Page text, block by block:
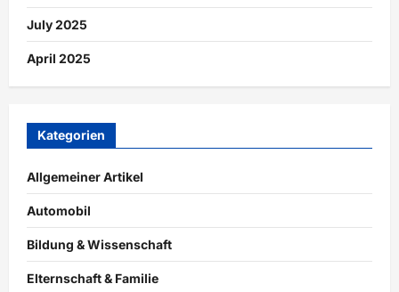
July 2025
April 2025
Kategorien
Allgemeiner Artikel
Automobil
Bildung & Wissenschaft
Elternschaft & Familie